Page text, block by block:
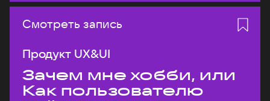
Смотреть запись
Продукт UX&UI
Зачем мне хобби, или
Как пользователю